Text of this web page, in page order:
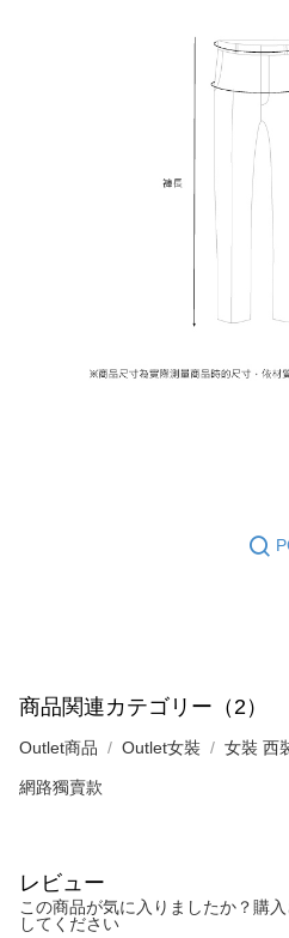
商品関連カテゴリー（2）
Outlet商品 Outlet女裝 女裝 西
網路獨賣款
レビュー
この商品が気に入りましたか？購
してください